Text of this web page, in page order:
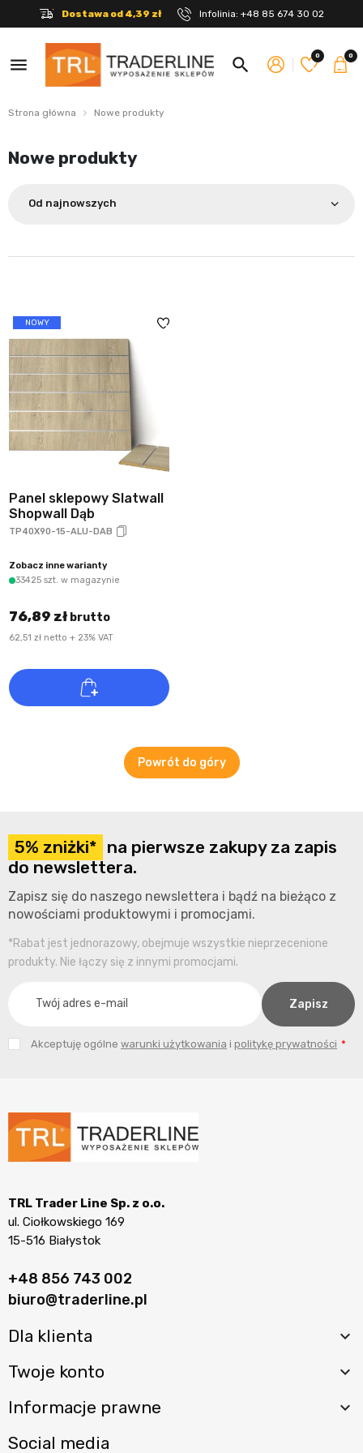
Dostawa od 4,39 zł Infolinia: +48 85 674 30 02
menu search 0 0
Strona główna Nowe produkty
Nowe produkty
Od najnowszych
NOWY
Panel sklepowy Slatwall
Shopwall Dąb
TP40X90-15-ALU-DAB
Zobacz inne warianty
33425 szt. w magazynie
76,89 zł brutto
62,51 zł netto + 23% VAT
Powrót do góry
5% zniżki* na pierwsze zakupy za zapis
do newslettera.
Zapisz się do naszego newslettera i bądź na bieżąco z
nowościami produktowymi i promocjami.
*Rabat jest jednorazowy, obejmuje wszystkie nieprzecenione
produkty. Nie łączy się z innymi promocjami.
Akceptuję ogólne warunki użytkowania i politykę prywatności
TRL Trader Line Sp. z o.o.
ul. Ciołkowskiego 169
15-516 Białystok
+48 856 743 002
biuro@traderline.pl
Dla klienta 
Twoje konto 
Informacje prawne 
Social media